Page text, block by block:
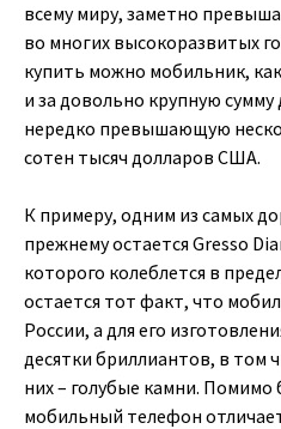
всему миру, заметно
во многих высокоразвитых
купить можно мобильник,
и за довольно крупную
нередко превышающую
сотен тысяч долларов США.
К примеру, одним из самых
прежнему остается Gresso
которого колеблется в
остается тот факт, что
России, а для его
десятки бриллиантов, в том
них – голубые камни. Помимо
мобильный телефон